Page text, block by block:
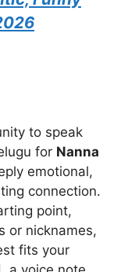
to speak
for Nanna
emotional,
connection.
point,
or nicknames,
fits your